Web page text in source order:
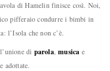
di Hamelin finisce così. Noi,
pifferaio condurre i bimbi in
l’Isola che non c’è.
di parola,musica e
adottate.